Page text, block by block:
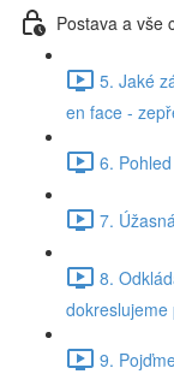
Postava a vše
5. Jaké
en face -
6.
7.
8.
dokreslujeme
9.